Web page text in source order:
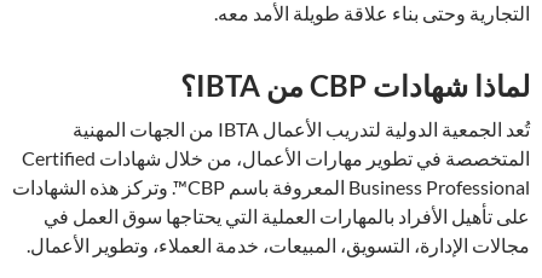
التجارية وحتى بناء علاقة طويلة الأمد معه.
لماذا شهادات CBP من IBTA؟
تُعد الجمعية الدولية لتدريب الأعمال IBTA من الجهات المهنية
المتخصصة في تطوير مهارات الأعمال، من خلال شهادات Certified
Business Professional المعروفة باسم CBP™. وتركز هذه الشهادات
على تأهيل الأفراد بالمهارات العملية التي يحتاجها سوق العمل في
مجالات الإدارة، التسويق، المبيعات، خدمة العملاء، وتطوير الأعمال.